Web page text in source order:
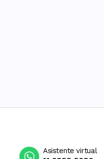
Asistente virtual